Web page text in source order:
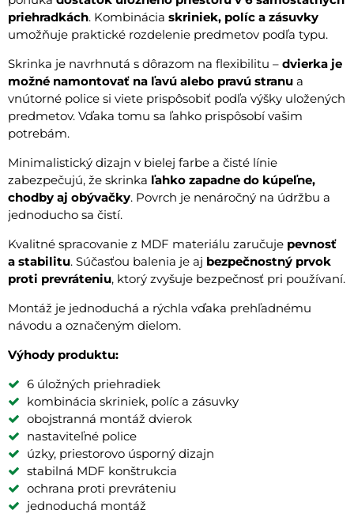
priehradkách. Kombinácia skriniek, políc a zásuvky
umožňuje praktické rozdelenie predmetov podľa typu.
Skrinka je navrhnutá s dôrazom na flexibilitu – dvierka je
možné namontovať na ľavú alebo pravú stranu a
vnútorné police si viete prispôsobiť podľa výšky uložených
predmetov. Vďaka tomu sa ľahko prispôsobí vašim
potrebám.
Minimalistický dizajn v bielej farbe a čisté línie
zabezpečujú, že skrinka ľahko zapadne do kúpeľne,
chodby aj obývačky. Povrch je nenáročný na údržbu a
jednoducho sa čistí.
Kvalitné spracovanie z MDF materiálu zaručuje pevnosť
a stabilitu. Súčasťou balenia je aj bezpečnostný prvok
proti prevráteniu, ktorý zvyšuje bezpečnosť pri používaní.
Montáž je jednoduchá a rýchla vďaka prehľadnému
návodu a označeným dielom.
Výhody produktu:
6 úložných priehradiek
kombinácia skriniek, políc a zásuvky
obojstranná montáž dvierok
nastaviteľné police
úzky, priestorovo úsporný dizajn
stabilná MDF konštrukcia
ochrana proti prevráteniu
jednoduchá montáž